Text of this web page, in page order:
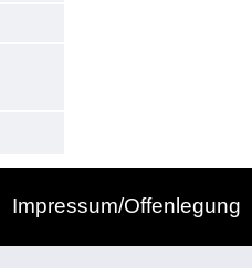
Impressum/Offenlegung